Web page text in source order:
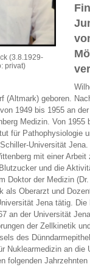
(3.8.1929-
privat)
(Altmark) geboren.
1949 bis 1955 an
Medizin. Von 1955
für Pathophysiologie
Universität
mit einer Arbeit
und die
Doktor der Medizin
als Oberarzt und
Jena tätig. Die
an der Universität
der Zellkinetik
des
Nuklearmedizin an die
folgenden